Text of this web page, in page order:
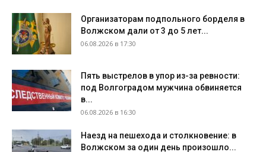
Организаторам подпольного борделя в
Волжском дали от 3 до 5 лет...
06.08.2026 в 17:30
Пять выстрелов в упор из-за ревности:
под Волгоградом мужчина обвиняется
в...
06.08.2026 в 16:30
Наезд на пешехода и столкновение: в
Волжском за один день произошло...